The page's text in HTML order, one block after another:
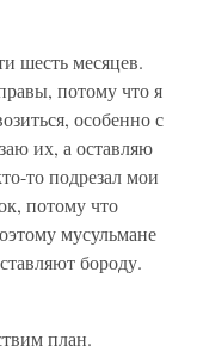
шесть месяцев.
потому что я
особенно с
их, а оставляю
то подрезал мои
потому что
мусульмане
бороду.
план.